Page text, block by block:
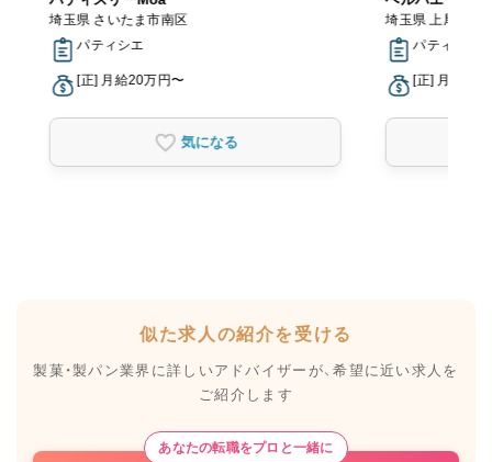
埼玉県 さいたま市南区
パティシエ
[正] 月給20万円〜
気になる
埼玉県 上尾市
パティシエ
[正] 月給26
似た求人の紹介を受ける
製菓・製パン業界に詳しいアドバイザーが、希望に近い求人を
ご紹介します
あなたの転職をプロと一緒に